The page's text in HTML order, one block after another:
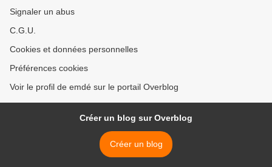
Signaler un abus
C.G.U.
Cookies et données personnelles
Préférences cookies
Voir le profil de emdé sur le portail Overblog
Créer un blog sur Overblog
Créer un blog